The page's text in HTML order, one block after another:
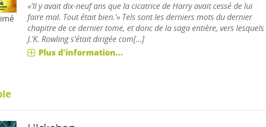
«'Il y avait dix-neuf ans que la cicatrice de Harry avait cessé de lui
faire mal. Tout était bien.'» Tels sont les derniers mots du dernier
chapitre de ce dernier tome, et donc de la saga entière, vers lesquels
J.'K. Rowling s'était dirigée com[...]
Plus d'information...